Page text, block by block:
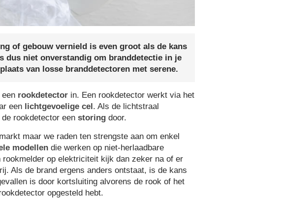
of gebouw vernield is even groot als de kans
dus niet onverstandig om branddetectie in je
van losse branddetectoren met serene.
rookdetector in. Een rookdetector werkt via het
een lichtgevoelige cel. Als de lichtstraal
rookdetector een storing door.
maar we raden ten strengste aan om enkel
modellen die werken op niet-­herlaadbare
op elektriciteit kijk dan zeker na of er
Als de brand ergens anders ontstaat, is de kans
is door kortsluiting alvorens de rook of het
opgesteld hebt.